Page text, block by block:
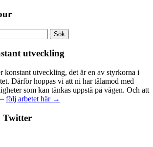
utveckling
konstant utveckling, det är en av styrkorna i
Därför hoppas vi att ni har tålamod med
som kan tänkas uppstå på vägen. Och att
följ arbetet här →
Twitter